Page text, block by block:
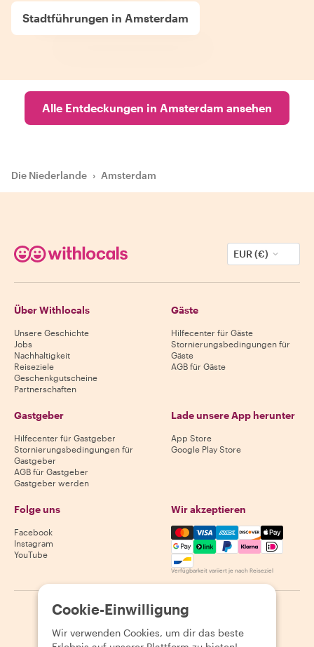
Stadtführungen in Amsterdam
Alle Entdeckungen in Amsterdam ansehen
Die Niederlande › Amsterdam
EUR (€)
Über Withlocals
Unsere Geschichte
Jobs
Nachhaltigkeit
Reiseziele
Geschenkgutscheine
Partnerschaften
Gäste
Hilfecenter für Gäste
Stornierungsbedingungen für
Gäste
AGB für Gäste
Gastgeber
Hilfecenter für Gastgeber
Stornierungsbedingungen für
Gastgeber
AGB für Gastgeber
Gastgeber werden
Lade unsere App herunter
App Store
Google Play Store
Folge uns
Facebook
Instagram
YouTube
Wir akzeptieren
Mastercard, Visa, Amex,
Verfügbarkeit variiert je nach Reiseziel
2026 Withlocals.com | Datenschutzerklärung
Seitenübersicht
Cookie-Einwilligung
Wir verwenden Cookies, um dir das beste